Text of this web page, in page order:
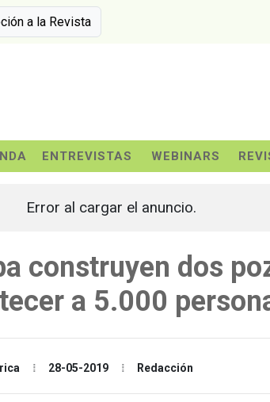
a la Revista
ENTREVISTAS WEBINARS
Error al cargar el anuncio.
construyen dos
a 5.000
28-05-2019 Redacción